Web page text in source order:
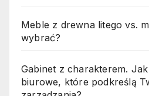
Meble z drewna litego vs.
wybrać?
Gabinet z charakterem.
biurowe, które podkreślą